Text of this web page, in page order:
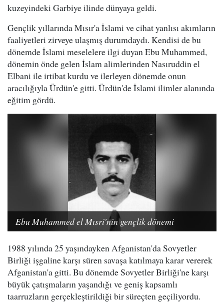
kuzeyindeki Garbiye ilinde dünyaya geldi.
Gençlik yıllarında Mısır'a İslami ve cihat yanlısı akımların
faaliyetleri zirveye ulaşmış durumdaydı. Kendisi de bu
dönemde İslami meselelere ilgi duyan Ebu Muhammed,
dönemin önde gelen İslam alimlerinden Nasıruddin el
Elbani ile irtibat kurdu ve ilerleyen dönemde onun
aracılığıyla Ürdün'e gitti. Ürdün'de İslami ilimler alanında
eğitim gördü.
Ebu Muhammed el Mısri'nin gençlik dönemi
1988 yılında 25 yaşındayken Afganistan'da Sovyetler
Birliği işgaline karşı süren savaşa katılmaya karar vererek
Afganistan'a gitti. Bu dönemde Sovyetler Birliği'ne karşı
büyük çatışmaların yaşandığı ve geniş kapsamlı
taarruzların gerçekleştirildiği bir süreçten geçiliyordu.